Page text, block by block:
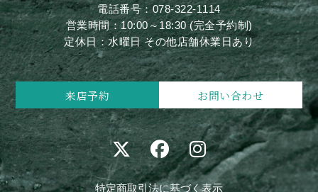
電話番号：078-322-1114
営業時間：10:00～18:30 (完全予約制)
定休日：水曜日 その他店舗休業日あり
来店予約 お問い合わせ
特定商取引法に基づく表示